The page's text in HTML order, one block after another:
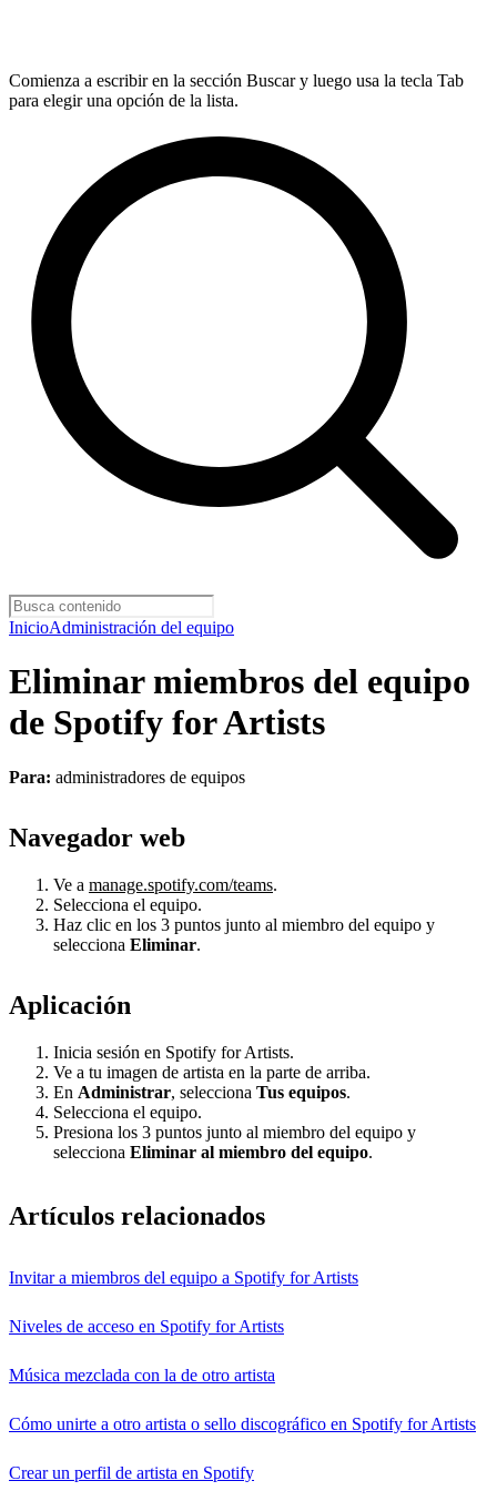
Comienza a escribir en la sección Buscar y luego usa la tecla Tab
para elegir una opción de la lista.
InicioAdministración del equipo
Eliminar miembros del equipo
de Spotify for Artists
Para: administradores de equipos
Navegador web
Ve a manage.spotify.com/teams.
Selecciona el equipo.
Haz clic en los 3 puntos junto al miembro del equipo y
selecciona Eliminar.
Aplicación
Inicia sesión en Spotify for Artists.
Ve a tu imagen de artista en la parte de arriba.
En Administrar, selecciona Tus equipos.
Selecciona el equipo.
Presiona los 3 puntos junto al miembro del equipo y
selecciona Eliminar al miembro del equipo.
Artículos relacionados
Invitar a miembros del equipo a Spotify for Artists
Niveles de acceso en Spotify for Artists
Música mezclada con la de otro artista
Cómo unirte a otro artista o sello discográfico en Spotify for Artists
Crear un perfil de artista en Spotify